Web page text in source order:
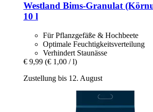
Westland Bims-​Granulat
10 l
Für Pflanzgefäße & Hochbeete
Optimale Feuchtigkeitsverteilung
Verhindert Staunässe
€ 9,99 (€ 1,00 / l)
Zustellung bis 12. August